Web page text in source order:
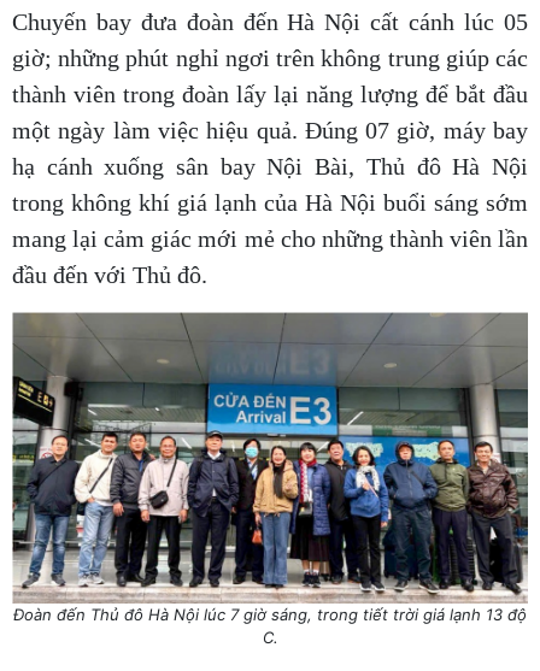
Chuyến bay đưa đoàn đến Hà Nội cất cánh lúc 05
giờ; những phút nghỉ ngơi trên không trung giúp các
thành viên trong đoàn lấy lại năng lượng để bắt đầu
một ngày làm việc hiệu quả. Đúng 07 giờ, máy bay
hạ cánh xuống sân bay Nội Bài, Thủ đô Hà Nội
trong không khí giá lạnh của Hà Nội buổi sáng sớm
mang lại cảm giác mới mẻ cho những thành viên lần
đầu đến với Thủ đô.
Đoàn đến Thủ đô Hà Nội lúc 7 giờ sáng, trong tiết trời giá lạnh 13 độ
C.